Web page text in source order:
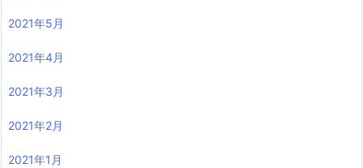
2021年5月
2021年4月
2021年3月
2021年2月
2021年1月